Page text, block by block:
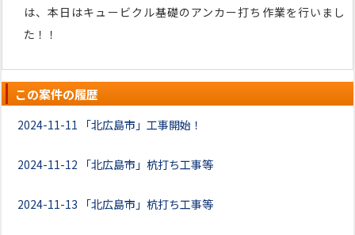
は、本日はキュービクル基礎のアンカー打ち作業を行いまし
た！！
この案件の履歴
2024-11-11 「北広島市」工事開始！
2024-11-12 「北広島市」杭打ち工事等
2024-11-13 「北広島市」杭打ち工事等